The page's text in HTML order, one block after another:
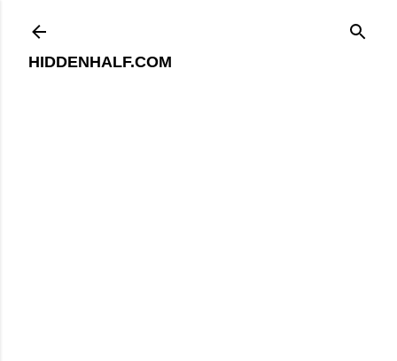
HIDDENHALF.COM